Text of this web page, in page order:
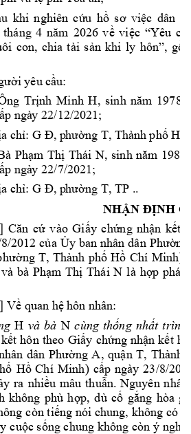
khi nghiên cứu hồ sơ việc dân
tháng 4 năm 2026 về việc “Yêu
con, chia tài sản khi ly hôn”,
yêu cầu:
Trịnh Minh H, sinh năm 1978,
ngày 22/12/2021;
chỉ: G Đ, phường T, Thành phố
Phạm Thị Thái N, sinh năm
ngày 22/7/2021;
chỉ: G Đ, phường T, TP ..
NHẬN ĐỊNH C
Căn cứ vào Giấy chứng nhận kết
2012 của Ủy ban nhân dân
ường T, Thành phố Hồ Chí Minh)
và bà Phạm Thị Thái N là hợp
Về quan hệ hôn nhân:
H và bà N cùng thống nhất trình
kết hôn theo Giấy chứng nhận kết
dân Phường A, quận T, Thành
Hồ Chí Minh) cấp ngày 23/8/
ra nhiều mâu thuẫn. Nguyên nhân
không phù hợp, dù cố gắng hòa
còn tiếng nói chung, không có
cuộc sống chung không còn ý